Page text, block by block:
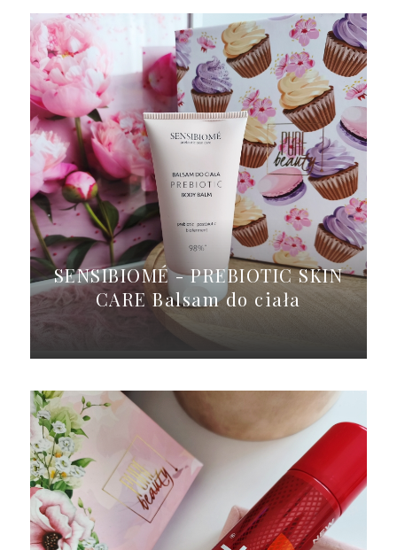
SENSIBIOMÉ - PREBIOTIC SKIN
CARE Balsam do ciała